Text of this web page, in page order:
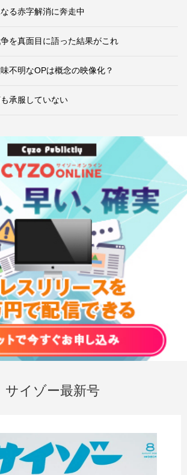
なる赤字解消に奔走中
争を真面目に語った結果がこれ
味不明なOPは概念の映像化？
も承服していない
サイゾー最新号